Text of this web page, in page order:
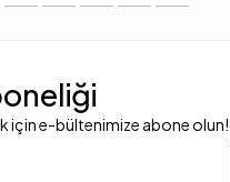
için e-bültenimize abone olun!